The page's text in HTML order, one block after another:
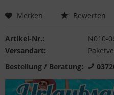
Merken Bewerten
Artikel-Nr.:
N010-
Versandart:
Bestellung / Beratung: